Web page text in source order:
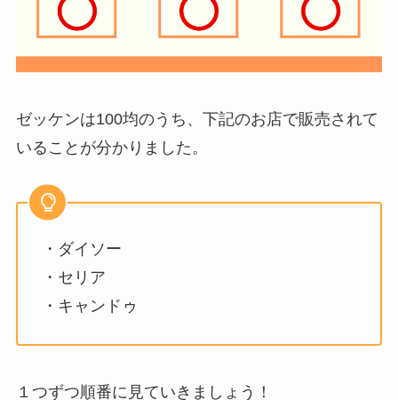
ゼッケンは100均のうち、下記のお店で販売されて
いることが分かりました。
・ダイソー
・セリア
・キャンドゥ
１つずつ順番に見ていきましょう！